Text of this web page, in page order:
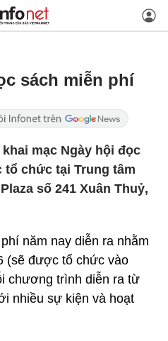
sách miễn phí
mạc Ngày hội đọc
chức tại Trung tâm
số 241 Xuân Thuỷ,
năm nay diễn ra nhằm
(sẽ được tổ chức vào
chương trình diễn ra từ
nhiều sự kiện và hoạt